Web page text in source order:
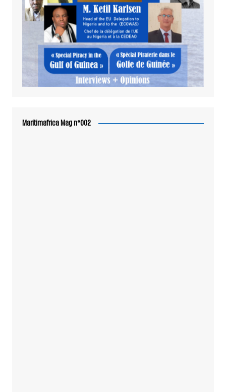
Maritimafrica Mag n°002